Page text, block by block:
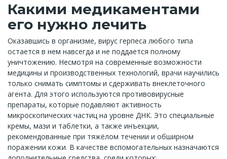
Какими медикаментами
его нужно лечить
Оказавшись в организме, вирус герпеса любого типа
остается в нем навсегда и не поддается полному
уничтожению. Несмотря на современные возможности
медицины и производственных технологий, врачи научились
только снимать симптомы и сдерживать внеклеточного
агента. Для этого используются противовирусные
препараты, которые подавляют активность
микроскопических частиц на уровне ДНК. Это специальные
кремы, мази и таблетки, а также инъекции,
рекомендованные при тяжёлом течении и обширном
поражении кожи. В качестве вспомогательных назначаются